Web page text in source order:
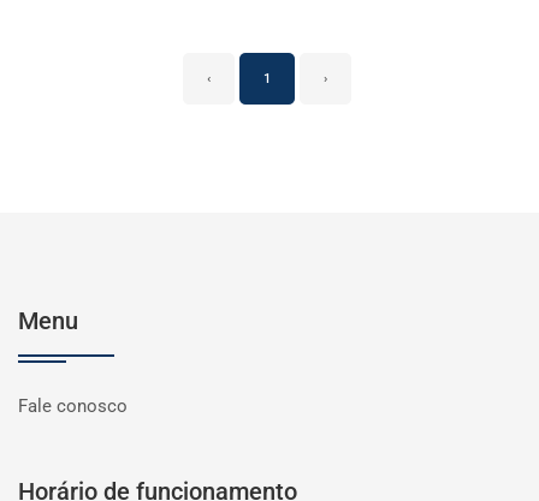
‹ 1 ›
Menu
Fale conosco
Horário de funcionamento